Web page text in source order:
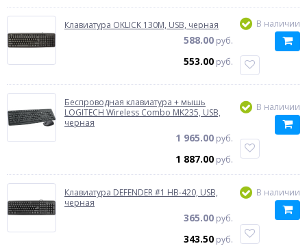
Клавиатура OKLICK 130M, USB, черная
588.00 руб.
553.00 руб.
В наличии
Беспроводная клавиатура + мышь
LOGITECH Wireless Combo MK235, USB,
черная
1 965.00 руб.
1 887.00 руб.
В наличии
Клавиатура DEFENDER #1 HB-420, USB,
черная
365.00 руб.
343.50 руб.
В наличии